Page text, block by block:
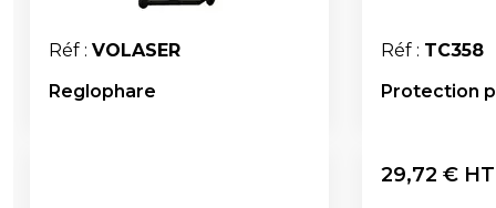
Réf : VOLASER
Reglophare
Réf : TC358
Protection
29,72 € HT